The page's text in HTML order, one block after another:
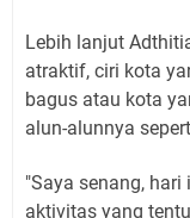
Lebih lanjut
atraktif, ciri kota
bagus atau kota
alun-alunnya
"Saya senang,
aktivitas yang